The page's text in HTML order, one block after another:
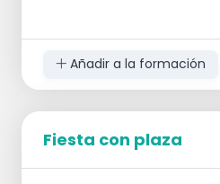
Los defensores
activamente.
El ejercicio puede
ejercicio "Sobrecarga
también cambia el
El jugador que recibe
puede pasar el balón
velocidad.
golpe franco y 1
jugar el balón sobre la
Añadir a la formación
Fiesta con plaza